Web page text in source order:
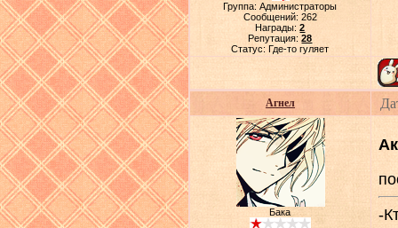
Группа: Администраторы
Сообщений: 262
Награды:2
Репутация:28
Статус:Где-то гуляет
Агнел
Бака
-